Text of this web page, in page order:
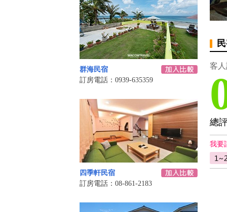
群海民宿
訂房電話：0939-635359
四季軒民宿
訂房電話：08-861-2183
客
總
我要